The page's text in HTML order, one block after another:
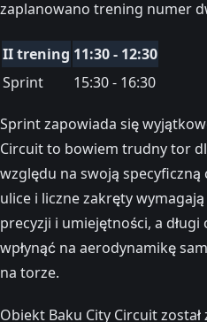
zaplanowano trening numer
II trening 11:30 - 12:30
Sprint
15:30 - 16:30
Sprint zapowiada się
Circuit to bowiem trudny tor
względu na swoją
ulice i liczne zakręty
precyzji i umiejętności, a
wpłynąć na aerodynamikę
na torze.
Obiekt Baku City Circuit